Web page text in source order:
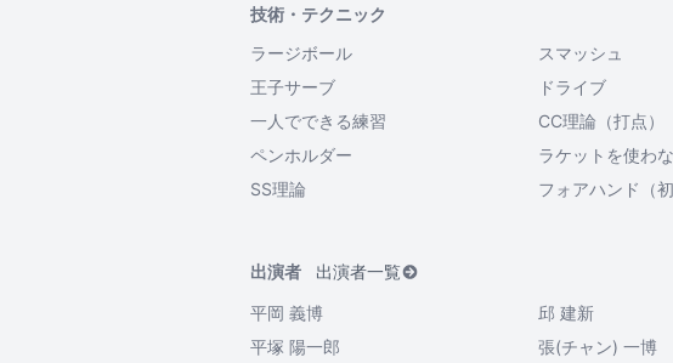
技術・テクニック
ラージボール
スマッシュ
王子サーブ
ドライブ
一人でできる練習
CC理論（打点）
ペンホルダー
ラケットを使わ
SS理論
フォアハンド（
出演者
出演者一覧
平岡 義博
邱 建新
平塚 陽一郎
張(チャン) 一博